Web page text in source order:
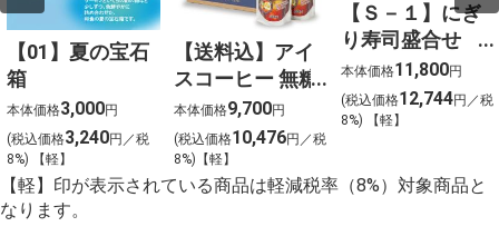
【01】夏の宝石
箱
本体価格3,000円
(税込価格3,240円／税
8%) 【軽】
【送料込】アイ
スコーヒー 無糖
〈ケース販売〉
本体価格9,700円
(税込価格10,476円／税
8%)【軽】
【Ｓ－１】にぎ
り寿司盛合せ
（上）〈４人
前〉
本体価格11,800円
(税込価格12,744円／税
8%) 【軽】
【軽】印が表示されている商品は軽減税率（8%）対象商品と
なります。